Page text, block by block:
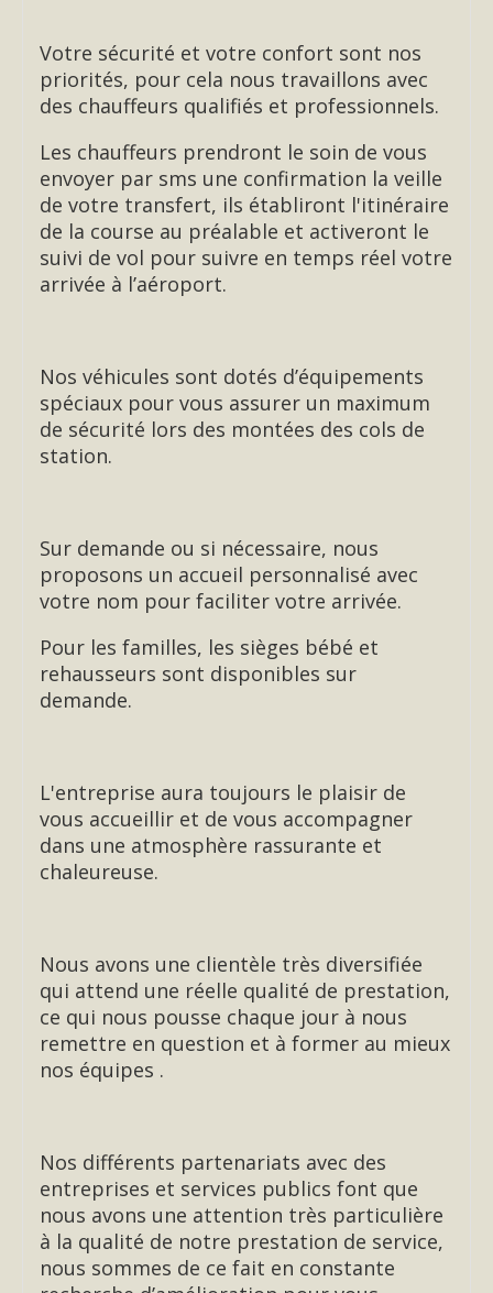
Votre sécurité et votre confort sont nos
priorités, pour cela nous travaillons avec
des chauffeurs qualifiés et professionnels.
Les chauffeurs prendront le soin de vous
envoyer par sms une confirmation la veille
de votre transfert, ils établiront l'itinéraire
de la course au préalable et activeront le
suivi de vol pour suivre en temps réel votre
arrivée à l’aéroport.
Nos véhicules sont dotés d’équipements
spéciaux pour vous assurer un maximum
de sécurité lors des montées des cols de
station.
Sur demande ou si nécessaire, nous
proposons un accueil personnalisé avec
votre nom pour faciliter votre arrivée.
Pour les familles, les sièges bébé et
rehausseurs sont disponibles sur
demande.
L'entreprise aura toujours le plaisir de
vous accueillir et de vous accompagner
dans une atmosphère rassurante et
chaleureuse.
Nous avons une clientèle très diversifiée
qui attend une réelle qualité de prestation,
ce qui nous pousse chaque jour à nous
remettre en question et à former au mieux
nos équipes .
Nos différents partenariats avec des
entreprises et services publics font que
nous avons une attention très particulière
à la qualité de notre prestation de service,
nous sommes de ce fait en constante